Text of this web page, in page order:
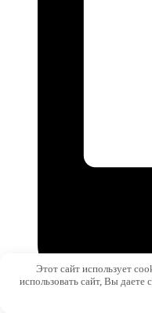
Этот сайт использует
использовать сайт, Вы даете